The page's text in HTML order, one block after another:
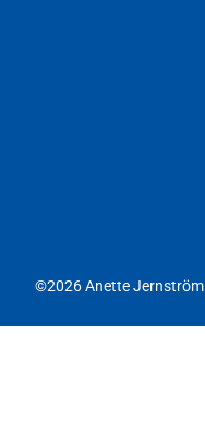
©2026 Anette Jernström